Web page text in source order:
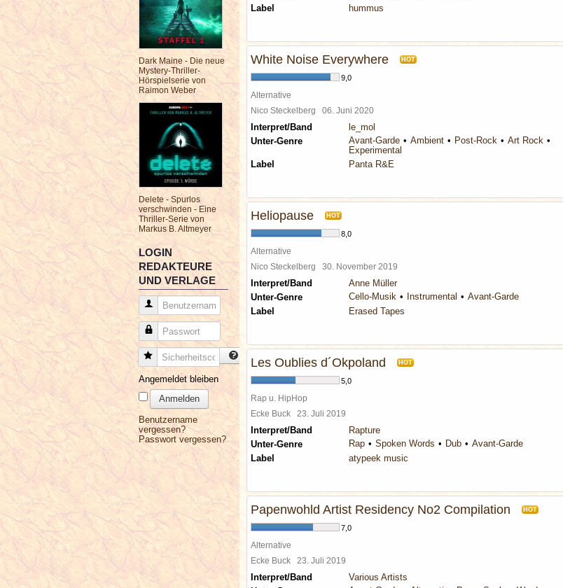
Dark Maine - Die neue
Mystery-Thriller-
Hörspielserie von
Raimon Weber
Delete - Spurlos
verschwinden - Eine
Thriller-Serie von
Markus B. Altmeyer
LOGIN
REDAKTEURE
UND VERLAGE
Benutzername
Passwort
Sicherheitscode
Angemeldet bleiben
Anmelden
Benutzername
vergessen?
Passwort vergessen?
Label
hummus
White Noise Everywhere HOT
9,0
Alternative
Nico Steckelberg 06. Juni 2020
Interpret/Band
le_mol
Unter-Genre
Avant-Garde Ambient Post-Rock
Art Rock
Experimental
Label
Panta R&E
Heliopause HOT
8,0
Alternative
Nico Steckelberg 30. November 2019
Interpret/Band
Anne Müller
Unter-Genre
Cello-Musik Instrumental
Avant-Garde
Label
Erased Tapes
Les Oublies d´Okpoland HOT
5,0
Rap u. HipHop
Ecke Buck 23. Juli 2019
Interpret/Band
Rapture
Unter-Genre
Rap Spoken Words Dub
Avant-Garde
Label
atypeek music
Papenwohld Artist Residency No2 Compilation HOT
7,0
Alternative
Ecke Buck 23. Juli 2019
Interpret/Band
Various Artists